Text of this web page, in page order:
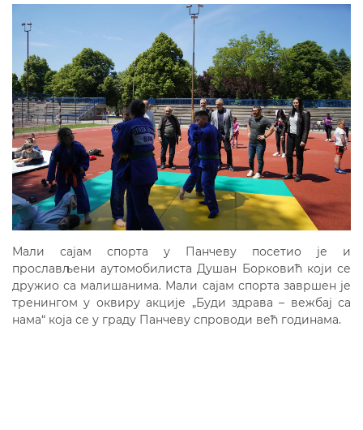
Мали сајам спорта у Панчеву посетио је и
прослављени аутомобилиста Душан Борковић који се
дружио са малишанима. Мали сајам спорта завршен је
тренингом у оквиру акције „Буди здрава – вежбај са
нама“ која се у граду Панчеву спроводи већ годинама.